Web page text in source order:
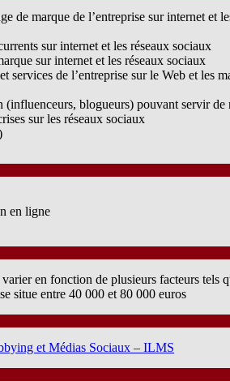
de marque de l’entreprise sur internet et
sur internet et les réseaux sociaux
sur internet et les réseaux sociaux
services de l’entreprise sur le Web et les
blogueurs) pouvant servir de
sur les réseaux sociaux
en ligne
en fonction de plusieurs facteurs
situe entre 40 000 et 80 000 euros
et Médias Sociaux – ILMS